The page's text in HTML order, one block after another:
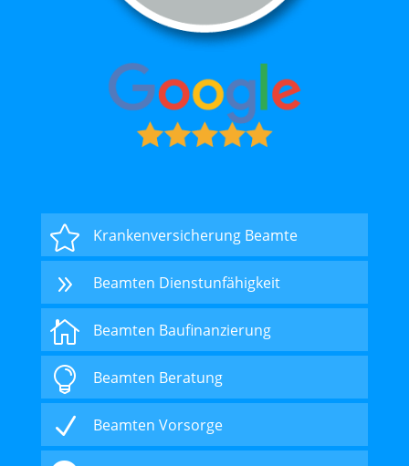
 Krankenversicherung Beamte
9 Beamten Dienstunfähigkeit
 Beamten Baufinanzierung
 Beamten Beratung
N Beamten Vorsorge